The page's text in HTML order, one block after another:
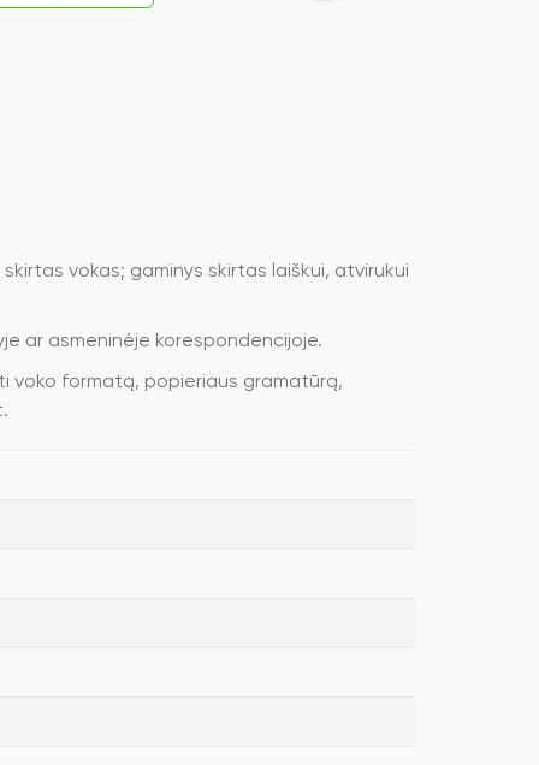
vokas; gaminys skirtas laiškui, atvirukui
ar asmeninėje korespondencijoje.
voko formatą, popieriaus gramatūrą,